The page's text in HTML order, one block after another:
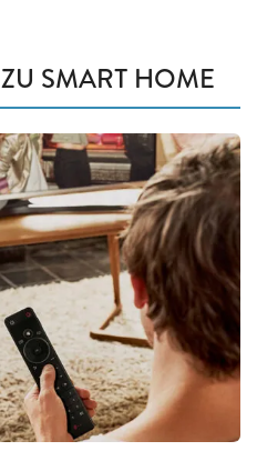
SMART HOME